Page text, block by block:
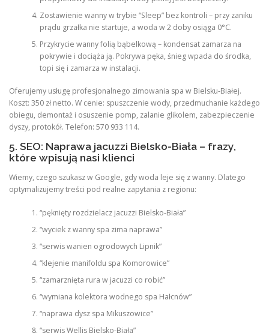
Zostawienie wanny w trybie “Sleep” bez kontroli – przy zaniku
prądu grzałka nie startuje, a woda w 2 doby osiąga 0°C.
Przykrycie wanny folią bąbelkową – kondensat zamarza na
pokrywie i dociąża ją. Pokrywa pęka, śnieg wpada do środka,
topi się i zamarza w instalacji.
Oferujemy usługę profesjonalnego zimowania spa w Bielsku-Białej.
Koszt: 350 zł netto. W cenie: spuszczenie wody, przedmuchanie każdego
obiegu, demontaż i osuszenie pomp, zalanie glikolem, zabezpieczenie
dyszy, protokół. Telefon: 570 933 114.
5. SEO: Naprawa jacuzzi Bielsko-Biała – frazy,
które wpisują nasi klienci
Wiemy, czego szukasz w Google, gdy woda leje się z wanny. Dlatego
optymalizujemy treści pod realne zapytania z regionu:
“pęknięty rozdzielacz jacuzzi Bielsko-Biała”
“wyciek z wanny spa zima naprawa”
“serwis wanien ogrodowych Lipnik”
“klejenie manifoldu spa Komorowice”
“zamarznięta rura w jacuzzi co robić”
“wymiana kolektora wodnego spa Hałcnów”
“naprawa dysz spa Mikuszowice”
“serwis Wellis Bielsko-Biała”